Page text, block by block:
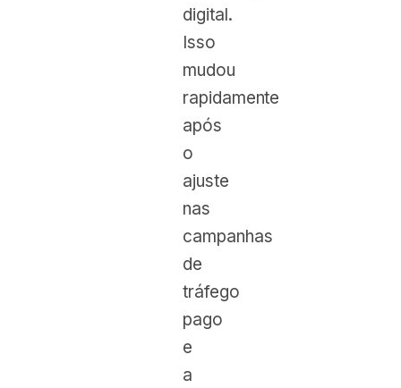
digital.
Isso
mudou
rapidamente
após
o
ajuste
nas
campanhas
de
tráfego
pago
e
a